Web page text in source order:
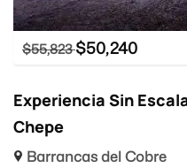
$55,823$50,240
Experiencia Sin
Chepe
Barrancas del Cobre